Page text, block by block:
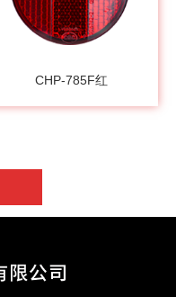
CHP-785F红